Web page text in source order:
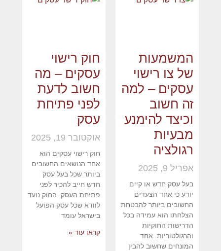
המשמעות
של צו רישוי
עסקים – למה
זה חשוב
וכיצד להימנע
מבעיות
רגולציה
אפריל 9, 2025
בעל עסק חדש או קיים
יודע כי אחד הצעדים
החשובים ביותר להבטחת
הצלחתו הוא עמידה בכל
הדרישות החוקיות
והרגולטוריות. אחד
המונחים שחשוב להבין
חוק רישוי
עסקים – מה
חשוב לדעת
לפני פתיחת
עסק
אוקטובר 19, 2025
חוק רישוי עסקים הוא
אחד הנושאים החשובים
ביותר שכל בעל עסק
חדש חייב להכיר לפני
פתיחת העסק. החוק נועד
לוודא שכל עסק הפועל
בישראל עומד
קראו עוד »